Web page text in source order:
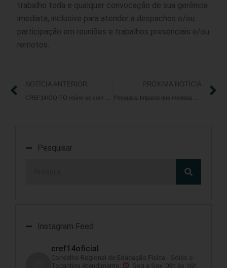
trabalho toda e qualquer convocação de sua gerência
imediata, inclusive para atender a despachos e/ou
participação em reuniões e trabalhos presenciais e/ou
remotos.
NOTÍCIA ANTERIOR PRÓXIMA NOTÍCIA
Pesquisar
Instagram Feed
cref14oficial
Conselho Regional de Educação Física - Goiás e
Tocantins Atendimento: Seg a Sex: 09h às 16h